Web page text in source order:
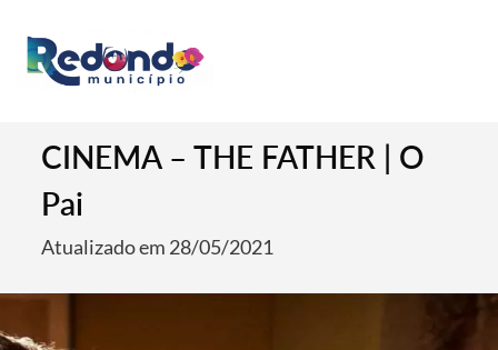
CINEMA – THE FATHER | O
Pai
Atualizado em 28/05/2021